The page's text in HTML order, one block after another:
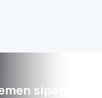
sipariş